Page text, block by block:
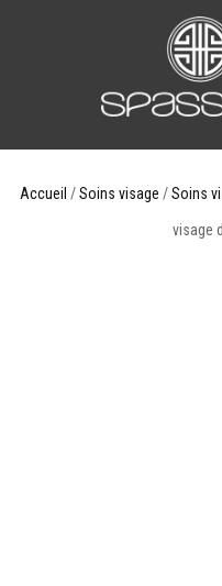
Accueil /Soins visage /Soins
visage